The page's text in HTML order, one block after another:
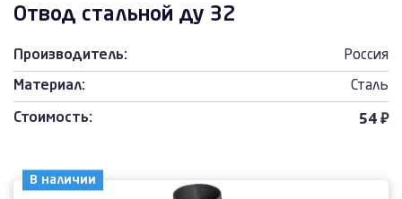
Отвод стальной ду 32
Производитель: Россия
Материал: Сталь
Стоимость: 54 ₽
В наличии